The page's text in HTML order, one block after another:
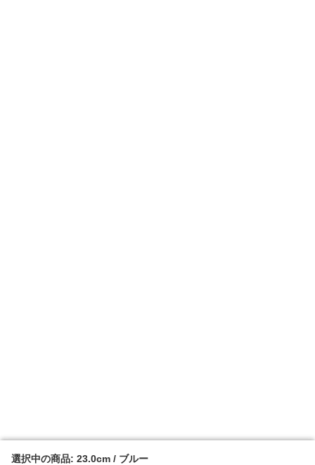
選択中の商品: 23.0cm / ブルー
選択中の商品: 23.0cm / ブルー